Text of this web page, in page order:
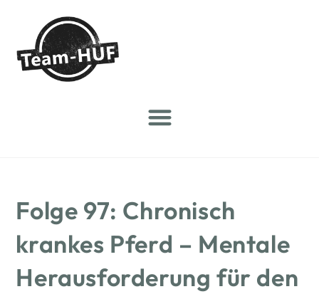
Folge 97: Chronisch
krankes Pferd – Mentale
Herausforderung für den